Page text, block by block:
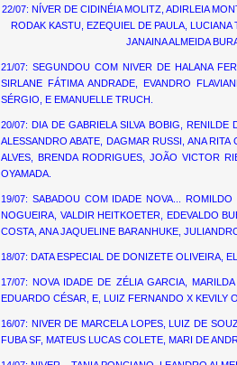
22/07: NÍVER DE CIDINÉIA MOLITZ, ADIRLEIA
RODAK KASTU, EZEQUIEL DE PAULA, LUCIANA
JANAINA ALMEIDA
21/07: SEGUNDOU COM NIVER DE HALANA
SIRLANE FÁTIMA ANDRADE, EVANDRO
SÉRGIO, E EMANUELLE TRUCH.
20/07: DIA DE GABRIELA SILVA BOBIG, RENILDE
ALESSANDRO ABATE, DAGMAR RUSSI, ANA
ALVES, BRENDA RODRIGUES, JOÃO VICTOR
OYAMADA.
19/07: SABADOU COM IDADE NOVA...
NOGUEIRA, VALDIR HEITKOETER, EDEVALDO
COSTA, ANA JAQUELINE BARANHUKE,
18/07: DATA ESPECIAL DE DONIZETE OLIVEIRA,
17/07: NOVA IDADE DE ZÉLIA GARCIA,
EDUARDO CÉSAR, E, LUIZ FERNANDO X KEVILY
16/07: NIVER DE MARCELA LOPES, LUIZ DE
FUBA SF, MATEUS LUCAS COLETE, MARI DE